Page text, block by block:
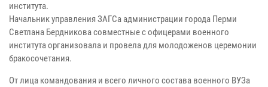
института.
Начальник управления ЗАГСа администрации города Перми
Светлана Бердникова совместные с офицерами военного
института организовала и провела для молодоженов церемонии
бракосочетания.
От лица командования и всего личного состава военного ВУЗа